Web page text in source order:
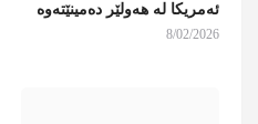
ئەمریکا لە هەولێر دەمینێتەوە
8/02/2026